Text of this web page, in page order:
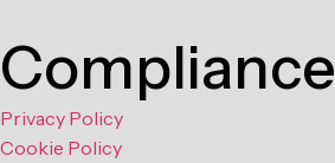
Compliance
Privacy Policy
Cookie Policy